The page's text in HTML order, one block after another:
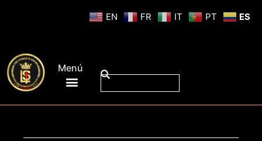
Menú
EN FR IT PT ES